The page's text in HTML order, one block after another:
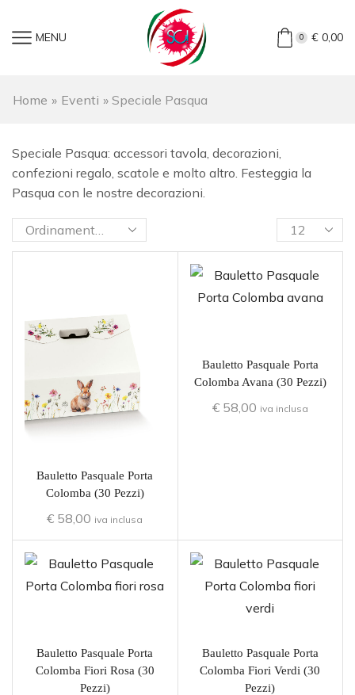
MENU 0 €0,00
Home » Eventi » Speciale Pasqua
Speciale Pasqua: accessori tavola, decorazioni,
confezioni regalo, scatole e molto altro. Festeggia la
Pasqua con le nostre decorazioni.
Bauletto Pasquale Porta
Colomba (30 Pezzi)
€ 58,00 iva inclusa
Bauletto Pasquale Porta
Colomba Avana (30 Pezzi)
€58,00 iva inclusa
Bauletto Pasquale Porta
Colomba Fiori Rosa (30
Pezzi)
Bauletto Pasquale Porta
Colomba Fiori Verdi (30
Pezzi)